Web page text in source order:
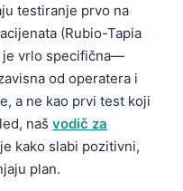
testiranje prvo na
(Rubio-Tapia
je vrlo specifična—
od operatera i
a ne kao prvi test koji
naš vodič za
kako slabi pozitivni,
plan.